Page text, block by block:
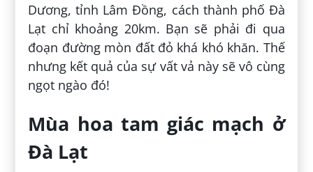
Dương, tỉnh Lâm Đồng, cách thành phố Đà
Lạt chỉ khoảng 20km. Bạn sẽ phải đi qua
đoạn đường mòn đất đỏ khá khó khăn. Thế
nhưng kết quả của sự vất vả này sẽ vô cùng
ngọt ngào đó!
Mùa hoa tam giác mạch ở
Đà Lạt